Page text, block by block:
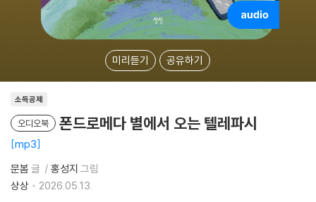
미리듣기 공유하기
소득공제
오디오북 폰드로메다 별에서 오는 텔레파시
mp3
문봄 글 홍성지 그림
상상
2026.05.13.